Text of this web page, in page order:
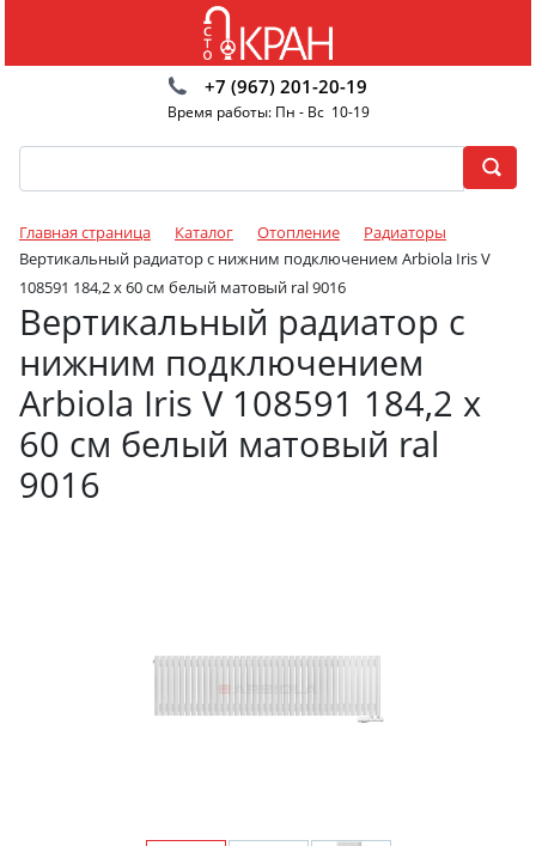
+7 (967) 201-20-19
Время работы: Пн - Вс 10-19
Главная страница Каталог Отопление
Радиаторы
Вертикальный радиатор с нижним подключением Arbiola Iris V
108591 184,2 х 60 см белый матовый ral 9016
Вертикальный радиатор с
нижним подключением
Arbiola Iris V 108591 184,2 х
60 см белый матовый ral
9016